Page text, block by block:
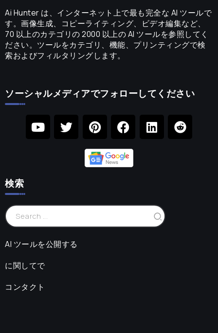
Ai Hunter は、インターネット上で最も完全な AI ツールで
す。画像生成、コピーライティング、ビデオ編集など、
70 以上のカテゴリの 2000 以上の AI ツールを参照してく
ださい。ツールをカテゴリ、機能、プリンティングで検
索およびフィルタリングします。
ソーシャルメディアでフォローしてください
検索
AI ツールを公開する
に関してで
コンタクト